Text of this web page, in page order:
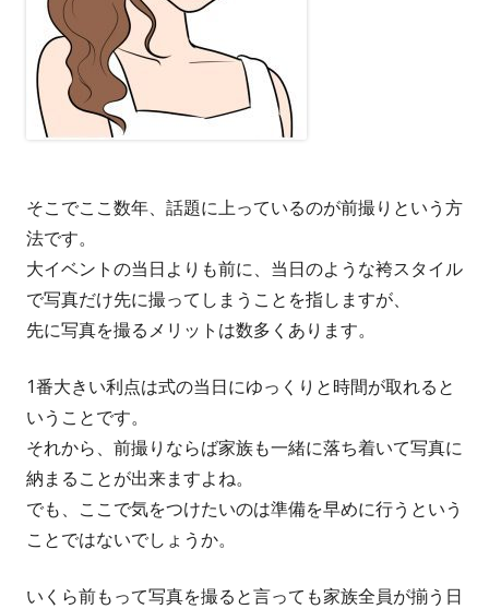
そこでここ数年、話題に上っているのが前撮りという方
法です。
大イベントの当日よりも前に、当日のような袴スタイル
で写真だけ先に撮ってしまうことを指しますが、
先に写真を撮るメリットは数多くあります。
1番大きい利点は式の当日にゆっくりと時間が取れると
いうことです。
それから、前撮りならば家族も一緒に落ち着いて写真に
納まることが出来ますよね。
でも、ここで気をつけたいのは準備を早めに行うという
ことではないでしょうか。
いくら前もって写真を撮ると言っても家族全員が揃う日